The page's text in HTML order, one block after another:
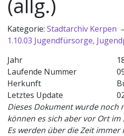
(allg.)
Kategorie: Stadtarchiv Kerpen
1.10.03 Jugendfürsorge,
Jahr
Laufende Nummer
Herkunft
Letztes Update
Dieses Dokument wurde noch
können es sich aber vor Ort
Es werden über die Zeit